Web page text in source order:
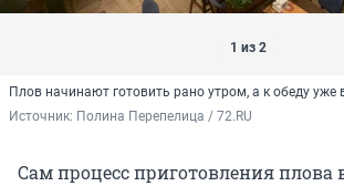
1 из 2
Плов начинают готовить рано утром, а к обеду уже
Источник: Полина Перепелица / 72.RU
Сам процесс приготовления плова